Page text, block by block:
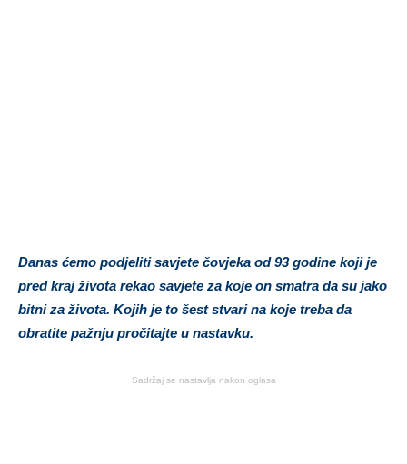
Danas ćemo podjeliti savjete čovjeka od 93 godine koji je
pred kraj života rekao savjete za koje on smatra da su jako
bitni za života. Kojih je to šest stvari na koje treba da
obratite pažnju pročitajte u nastavku.
Sadržaj se nastavlja nakon oglasa